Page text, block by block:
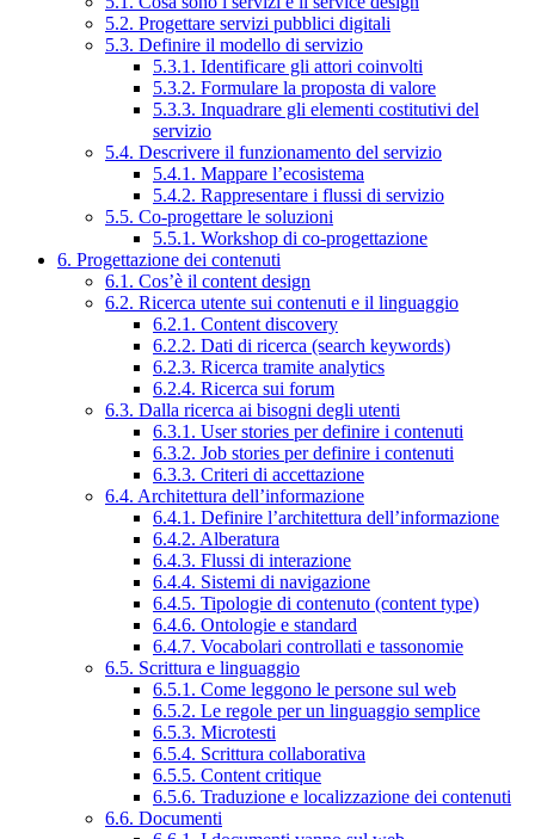
5.2. Progettare servizi pubblici digitali
5.3. Definire il modello di servizio
5.3.1. Identificare gli attori coinvolti
5.3.2. Formulare la proposta di valore
5.3.3. Inquadrare gli elementi costitutivi del
servizio
5.4. Descrivere il funzionamento del servizio
5.4.1. Mappare l’ecosistema
5.4.2. Rappresentare i flussi di servizio
5.5. Co-progettare le soluzioni
5.5.1. Workshop di co-progettazione
6. Progettazione dei contenuti
6.1. Cos’è il content design
6.2. Ricerca utente sui contenuti e il linguaggio
6.2.1. Content discovery
6.2.2. Dati di ricerca (search keywords)
6.2.3. Ricerca tramite analytics
6.2.4. Ricerca sui forum
6.3. Dalla ricerca ai bisogni degli utenti
6.3.1. User stories per definire i contenuti
6.3.2. Job stories per definire i contenuti
6.3.3. Criteri di accettazione
6.4. Architettura dell’informazione
6.4.1. Definire l’architettura dell’informazione
6.4.2. Alberatura
6.4.3. Flussi di interazione
6.4.4. Sistemi di navigazione
6.4.5. Tipologie di contenuto (content type)
6.4.6. Ontologie e standard
6.4.7. Vocabolari controllati e tassonomie
6.5. Scrittura e linguaggio
6.5.1. Come leggono le persone sul web
6.5.2. Le regole per un linguaggio semplice
6.5.3. Microtesti
6.5.4. Scrittura collaborativa
6.5.5. Content critique
6.5.6. Traduzione e localizzazione dei contenuti
6.6. Documenti